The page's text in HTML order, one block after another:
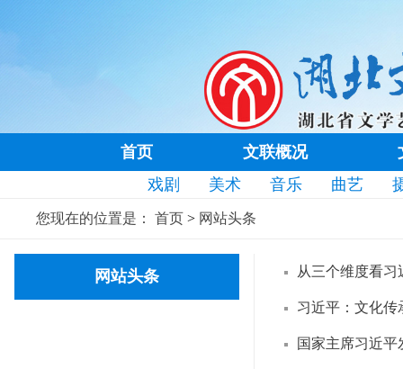
首页 文联概况
戏剧
美术 音乐 曲艺
您现在的位置是： 首页 > 网站头条
网站头条 从三个维度看
习近平：文化传
国家主席习近